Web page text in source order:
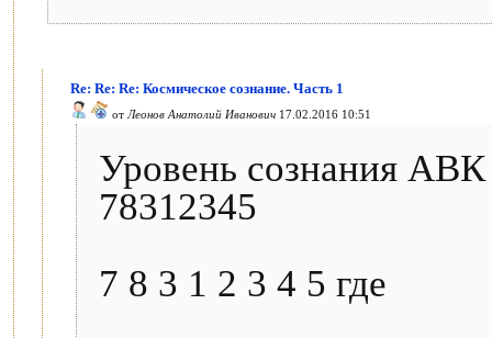
Re: Re: Re: Космическое сознание. Часть 1
от Леонов Анатолий Иванович 17.02.2016 10:51
Уровень сознания
78312345
7 8 3 1 2 3 4 5 где